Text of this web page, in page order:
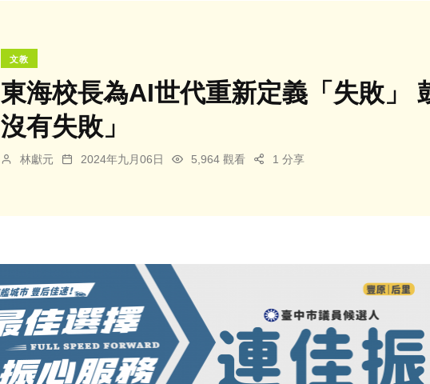
文教
東海校長為AI世代重新定義「失敗」
沒有失敗」
林獻元 2024年九月06日 5,964 觀看 1 分享